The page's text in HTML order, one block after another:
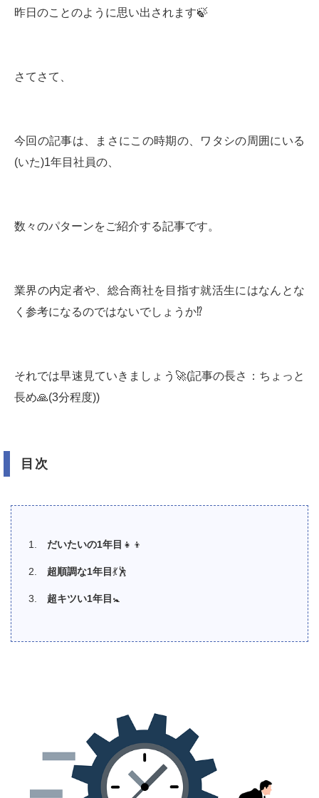
昨日のことのように思い出されます🍃
さてさて、
今回の記事は、まさにこの時期の、ワタシの周囲にいる
(いた)1年目社員の、
数々のパターンをご紹介する記事です。
業界の内定者や、総合商社を目指す就活生にはなんとな
く参考になるのではないでしょうか⁉️
それでは早速見ていきましょう🚀(記事の長さ：ちょっと
長め🙏(3分程度))
目次
だいたいの1年目 👧👦
超順調な1年目💃🕺
超キツい1年目 🚼